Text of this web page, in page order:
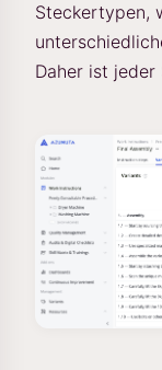
Steckertypen,
Daher ist